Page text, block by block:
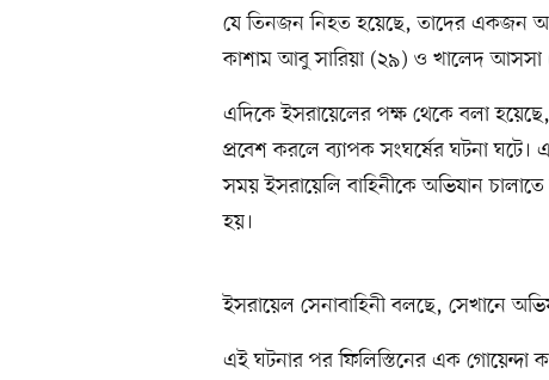
যে তিনজন নিহত হয়েছে, তাদের একজন
কাশাম আবু সারিয়া (২৯) ও খালেদ আসসা
এদিকে ইসরায়েলের পক্ষ থেকে বলা হয়েছে,
প্রবেশ করলে ব্যাপক সংঘর্ষের ঘটনা
সময় ইসরায়েলি বাহিনীকে অভিযান
হয়।
ইসরায়েল সেনাবাহিনী বলছে, সেখানে
এই ঘটনার পর ফিলিস্তিনের এক গোয়েন্দা